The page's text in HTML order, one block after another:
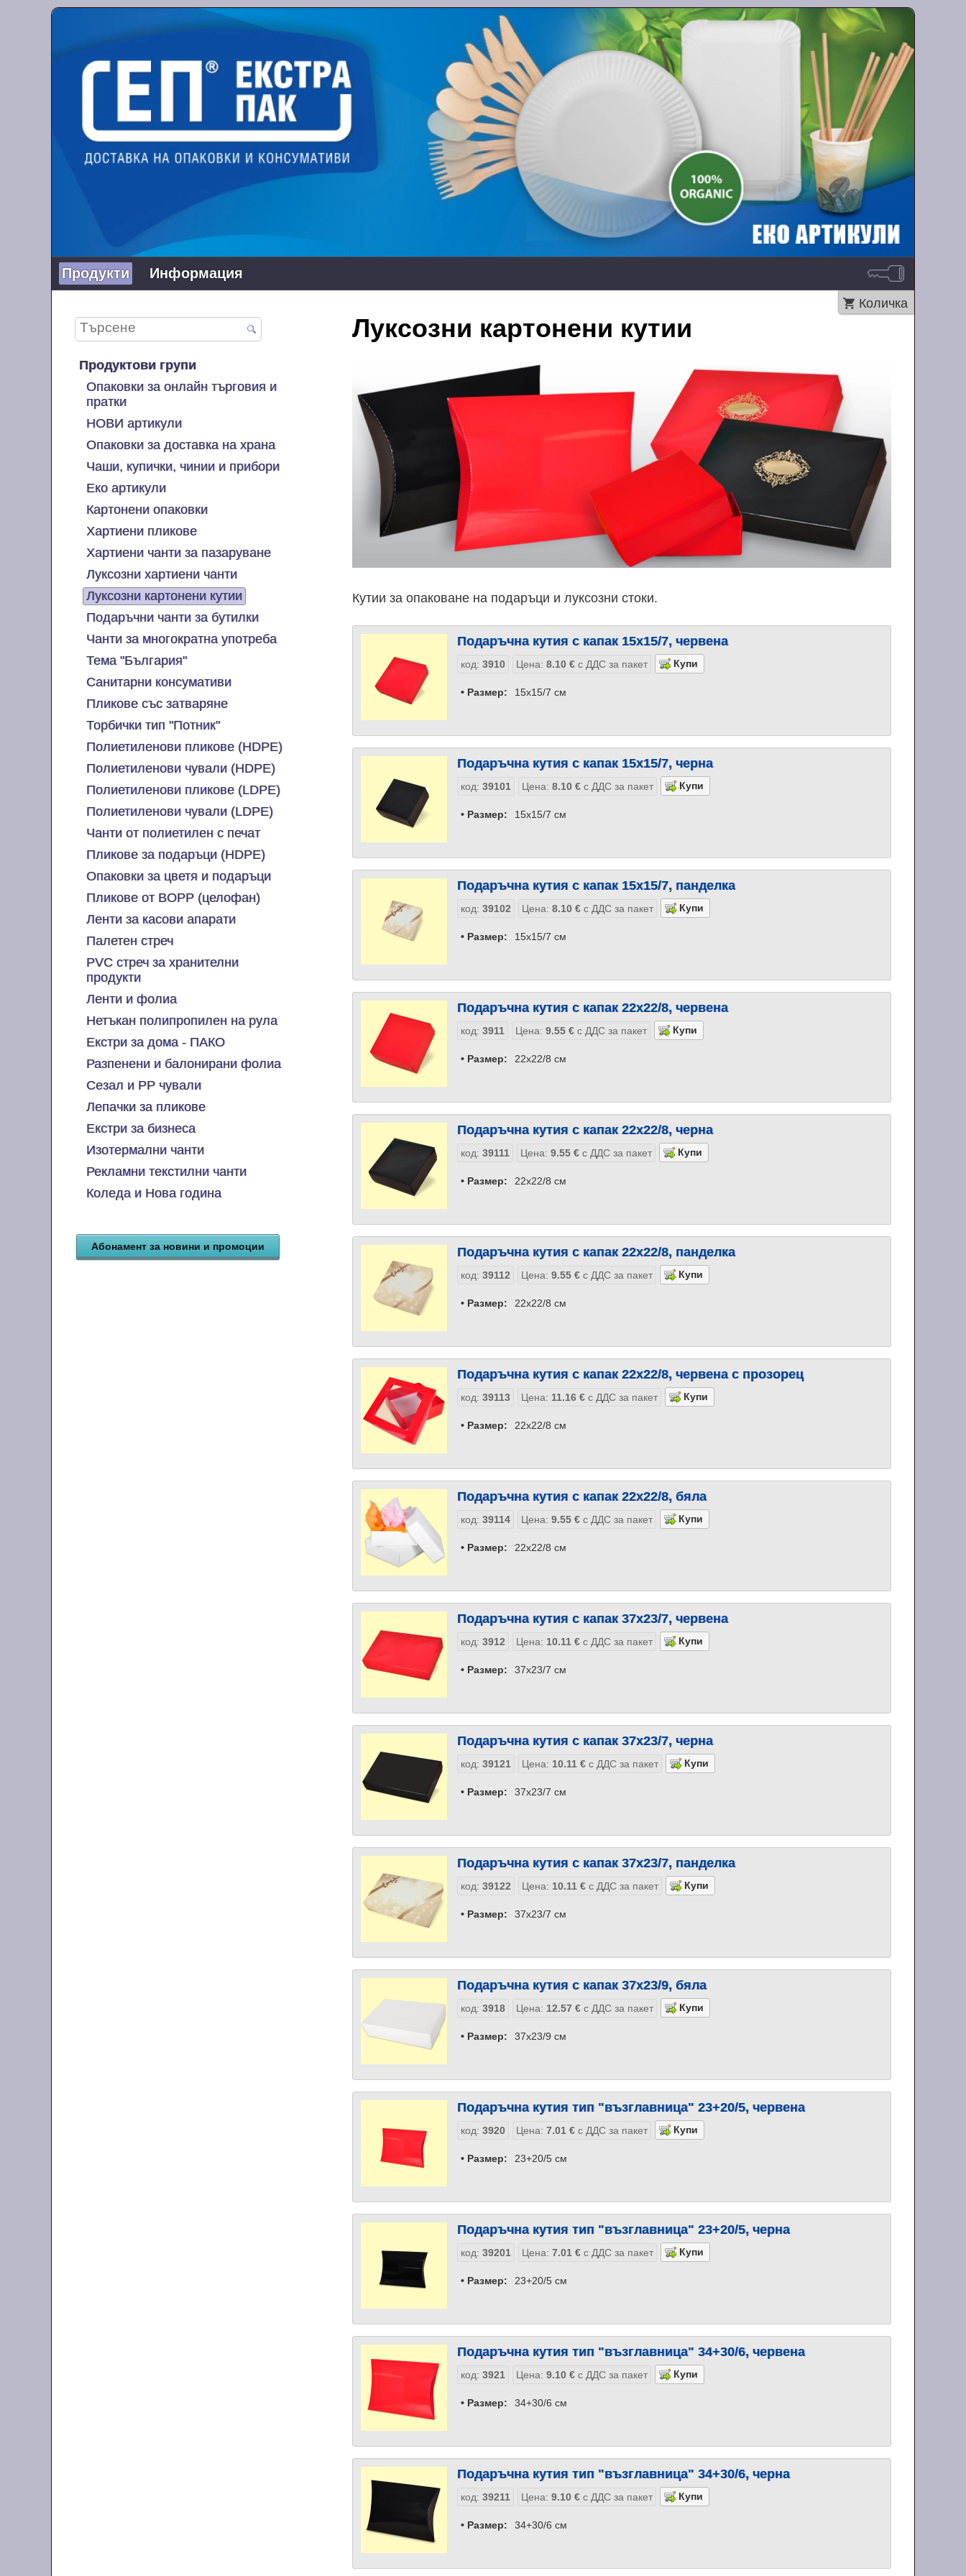
Продукти Информация
Количка
Продуктови групи
Опаковки за онлайн търговия и
пратки
НОВИ артикули
Опаковки за доставка на храна
Чаши, купички, чинии и прибори
Еко артикули
Картонени опаковки
Хартиени пликове
Хартиени чанти за пазаруване
Луксозни хартиени чанти
Луксозни картонени кутии
Подаръчни чанти за бутилки
Чанти за многократна употреба
Тема "България"
Санитарни консумативи
Пликове със затваряне
Торбички тип "Потник"
Полиетиленови пликове (HDPE)
Полиетиленови чували (HDPE)
Полиетиленови пликове (LDPE)
Полиетиленови чували (LDPE)
Чанти от полиетилен с печат
Пликове за подаръци (HDPE)
Опаковки за цветя и подаръци
Пликове от BOPP (целофан)
Ленти за касови апарати
Палетен стреч
PVC стреч за хранителни
продукти
Ленти и фолиа
Нетъкан полипропилен на рула
Екстри за дома - ПАКО
Разпенени и балонирани фолиа
Сезал и PP чували
Лепачки за пликове
Екстри за бизнеса
Изотермални чанти
Рекламни текстилни чанти
Коледа и Нова година
Луксозни картонени кутии
Кутии за опаковане на подаръци и луксозни стоки.
Подаръчна кутия с капак 15x15/7, червена
код:3910 Цена:8.10€ с ДДС за пакет
• Размер: 15x15/7 см
Подаръчна кутия с капак 15x15/7, черна
код:39101 Цена:8.10€ с ДДС за пакет
• Размер: 15x15/7 см
Подаръчна кутия с капак 15x15/7, панделка
код:39102 Цена:8.10€ с ДДС за пакет
• Размер: 15x15/7 см
Подаръчна кутия с капак 22x22/8, червена
код:3911 Цена:9.55€ с ДДС за пакет
• Размер: 22x22/8 см
Подаръчна кутия с капак 22x22/8, черна
код:39111 Цена:9.55€ с ДДС за пакет
• Размер: 22x22/8 см
Подаръчна кутия с капак 22x22/8, панделка
код:39112 Цена:9.55€ с ДДС за пакет
• Размер: 22x22/8 см
Подаръчна кутия с капак 22x22/8, червена с прозорец
код:39113 Цена: 11.16€ с ДДС за пакет
• Размер: 22x22/8 см
Подаръчна кутия с капак 22x22/8, бяла
код:39114 Цена:9.55€ с ДДС за пакет
• Размер: 22x22/8 см
Подаръчна кутия с капак 37x23/7, червена
код:3912 Цена: 10.11€ с ДДС за пакет
• Размер: 37x23/7 см
Подаръчна кутия с капак 37x23/7, черна
код:39121 Цена: 10.11€ с ДДС за пакет
• Размер: 37x23/7 см
Подаръчна кутия с капак 37x23/7, панделка
код:39122 Цена: 10.11€ с ДДС за пакет
• Размер: 37x23/7 см
Подаръчна кутия с капак 37x23/9, бяла
код:3918 Цена: 12.57€ с ДДС за пакет
• Размер: 37x23/9 см
Подаръчна кутия тип "възглавница" 23+20/5, червена
код:3920 Цена:7.01€ с ДДС за пакет
• Размер: 23+20/5 см
Подаръчна кутия тип "възглавница" 23+20/5, черна
код:39201 Цена:7.01€ с ДДС за пакет
• Размер: 23+20/5 см
Подаръчна кутия тип "възглавница" 34+30/6, червена
код:3921 Цена:9.10€ с ДДС за пакет
• Размер: 34+30/6 см
Подаръчна кутия тип "възглавница" 34+30/6, черна
код:39211 Цена:9.10€ с ДДС за пакет
• Размер: 34+30/6 см